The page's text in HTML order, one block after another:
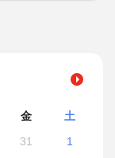
金
土
31
1